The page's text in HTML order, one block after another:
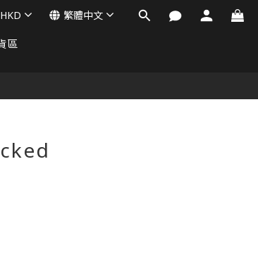
區
HKD 繁體中文
立即購買